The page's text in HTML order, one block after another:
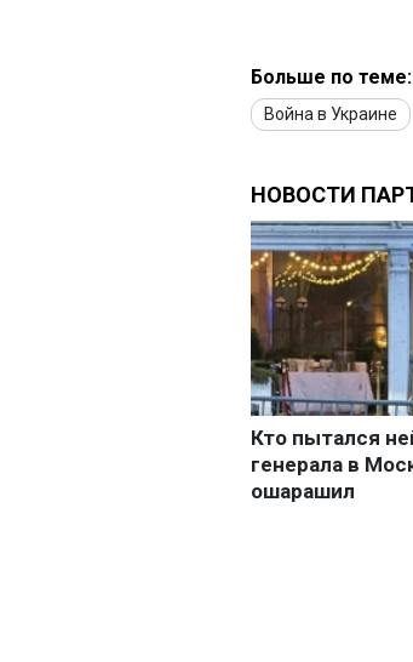
Больше по теме:
Война в Украине